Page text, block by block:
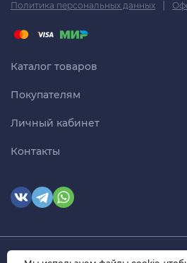
Политика персональных данных |
Каталог товаров
Покупателям
Личный кабинет
Контакты